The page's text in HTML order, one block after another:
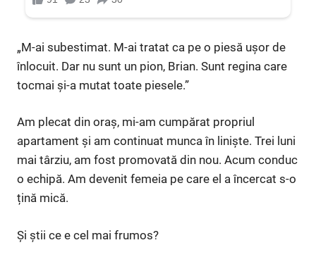
„M-ai subestimat. M-ai tratat ca pe o piesă ușor de
înlocuit. Dar nu sunt un pion, Brian. Sunt regina care
tocmai și-a mutat toate piesele.”
Am plecat din oraș, mi-am cumpărat propriul
apartament și am continuat munca în liniște. Trei luni
mai târziu, am fost promovată din nou. Acum conduc
o echipă. Am devenit femeia pe care el a încercat s-o
țină mică.
Și știi ce e cel mai frumos?